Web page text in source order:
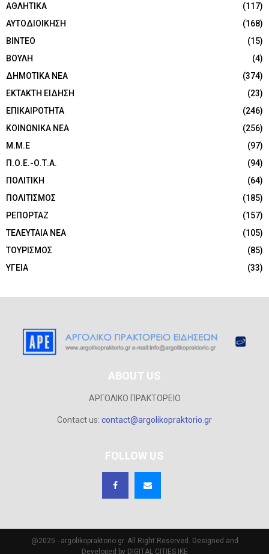
ΑΘΛΗΤΙΚΑ
(117)
ΑΥΤΟΔΙΟΙΚΗΣΗ
(168)
ΒΙΝΤΕΟ
(15)
ΒΟΥΛΗ
(4)
ΔΗΜΟΤΙΚΑ ΝΕΑ
(374)
ΕΚΤΑΚΤΗ ΕΙΔΗΣΗ
(23)
ΕΠΙΚΑΙΡΟΤΗΤΑ
(246)
ΚΟΙΝΩΝΙΚΑ ΝΕΑ
(256)
Μ.Μ.Ε
(97)
Π.Ο.Ε.-Ο.Τ.Α.
(94)
ΠΟΛΙΤΙΚΗ
(64)
ΠΟΛΙΤΙΣΜΟΣ
(185)
ΡΕΠΟΡΤΑΖ
(157)
ΤΕΛΕΥΤΑΙΑ ΝΕΑ
(105)
ΤΟΥΡΙΣΜΟΣ
(85)
ΥΓΕΙΑ
(33)
ABOUT US
ΑΡΓΟΛΙΚΟ ΠΡΑΚΤΟΡΕΙΟ
Contact us: contact@argolikopraktorio.gr
FOLLOW US
@2025 - argolikopraktorio.gr. All Right Reserved. Designed and
Developed by DIGITAL CITIES IKE